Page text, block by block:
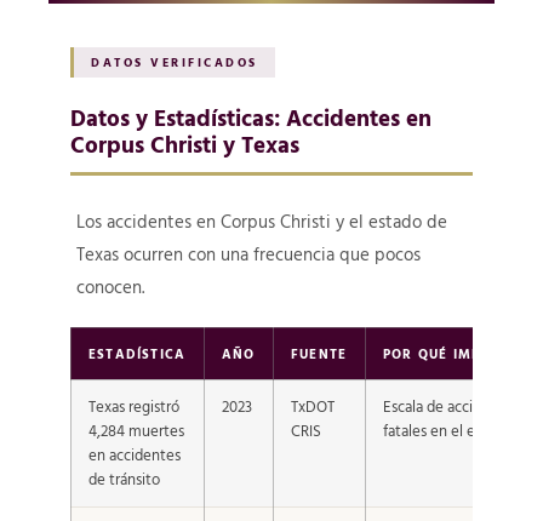
DATOS VERIFICADOS
Datos y Estadísticas: Accidentes en
Corpus Christi y Texas
Los accidentes en Corpus Christi y el estado de
Texas ocurren con una frecuencia que pocos
conocen.
ESTADÍSTICA AÑO FUENTE POR QUÉ IMPORTA
Texas registró
4,284 muertes
en accidentes
de tránsito
2023
TxDOT
CRIS
Escala de accidentes
fatales en el estado